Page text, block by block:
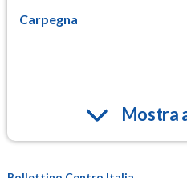
Carpegna
Mostra